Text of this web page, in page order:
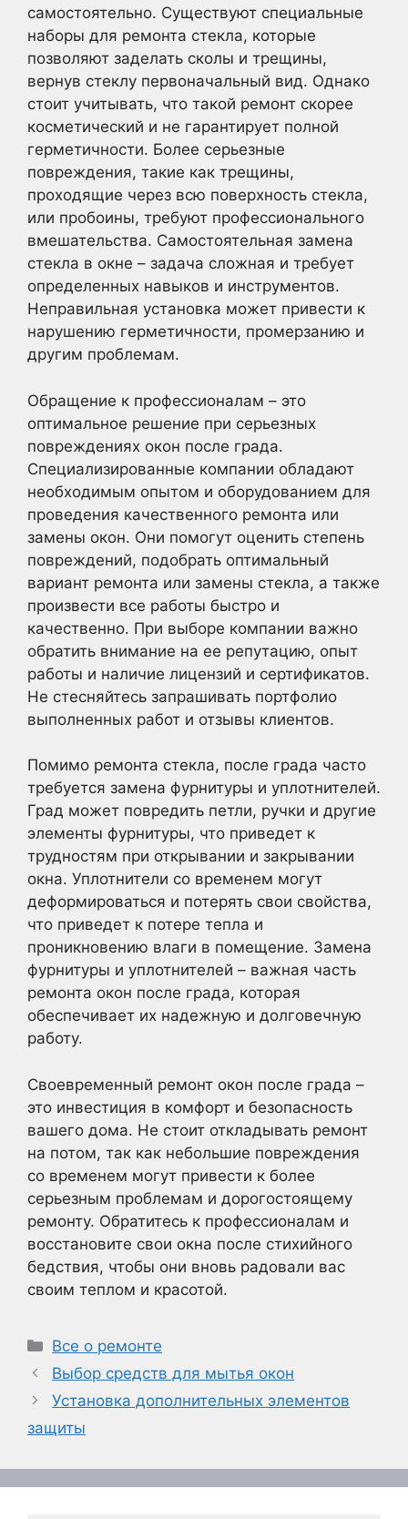
самостоятельно. Существуют специальные
наборы для ремонта стекла, которые
позволяют заделать сколы и трещины,
вернув стеклу первоначальный вид. Однако
стоит учитывать, что такой ремонт скорее
косметический и не гарантирует полной
герметичности. Более серьезные
повреждения, такие как трещины,
проходящие через всю поверхность стекла,
или пробоины, требуют профессионального
вмешательства. Самостоятельная замена
стекла в окне – задача сложная и требует
определенных навыков и инструментов.
Неправильная установка может привести к
нарушению герметичности, промерзанию и
другим проблемам.
Обращение к профессионалам – это
оптимальное решение при серьезных
повреждениях окон после града.
Специализированные компании обладают
необходимым опытом и оборудованием для
проведения качественного ремонта или
замены окон. Они помогут оценить степень
повреждений, подобрать оптимальный
вариант ремонта или замены стекла, а также
произвести все работы быстро и
качественно. При выборе компании важно
обратить внимание на ее репутацию, опыт
работы и наличие лицензий и сертификатов.
Не стесняйтесь запрашивать портфолио
выполненных работ и отзывы клиентов.
Помимо ремонта стекла, после града часто
требуется замена фурнитуры и уплотнителей.
Град может повредить петли, ручки и другие
элементы фурнитуры, что приведет к
трудностям при открывании и закрывании
окна. Уплотнители со временем могут
деформироваться и потерять свои свойства,
что приведет к потере тепла и
проникновению влаги в помещение. Замена
фурнитуры и уплотнителей – важная часть
ремонта окон после града, которая
обеспечивает их надежную и долговечную
работу.
Своевременный ремонт окон после града –
это инвестиция в комфорт и безопасность
вашего дома. Не стоит откладывать ремонт
на потом, так как небольшие повреждения
со временем могут привести к более
серьезным проблемам и дорогостоящему
ремонту. Обратитесь к профессионалам и
восстановите свои окна после стихийного
бедствия, чтобы они вновь радовали вас
своим теплом и красотой.
Рубрики
Все о ремонте
Выбор средств для мытья окон
Установка дополнительных элементов
защиты